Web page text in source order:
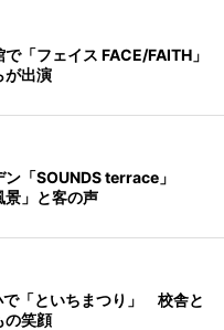
「フェイス FACE/FAITH」
が出演
ン「SOUNDS terrace」
景」と客の声
「といちまつり」 校舎と
の笑顔